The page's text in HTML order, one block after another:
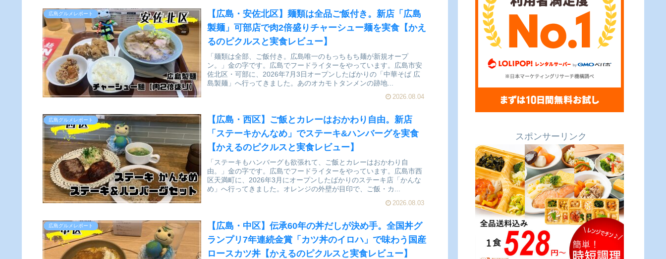
広島グルメレポート
【広島・安佐北区】麺類は全品ご飯付き。新店「広島
製麺」可部店で肉2倍盛りチャーシュー麺を実食【かえ
るのピクルスと実食レビュー】
「麺類は全部、ご飯付き。広島唯一のもっちもち麺が新規オープ
ン。」金の字です。広島でフードライターをやっています。広島市安
佐北区・可部に、2026年7月3日オープンしたばかりの「中華そば 広
島製麺」へ行ってきました。あのオカモトタンメンの跡地...
2026.08.04
広島グルメレポート
【広島・西区】ご飯とカレーはおかわり自由。新店
「ステーキかんなめ」でステーキ&ハンバーグを実食
【かえるのピクルスと実食レビュー】
「ステーキもハンバーグも欲張れて、ご飯とカレーはおかわり自
由。」金の字です。広島でフードライターをやっています。広島市西
区天満町に、2026年3月にオープンしたばかりのステーキ店「かんな
め」へ行ってきました。オレンジの外壁が目印で、ご飯・カ...
2026.08.03
広島グルメレポート
【広島・中区】伝承60年の丼だしが決め手。全国丼グ
ランプリ7年連続金賞「カツ丼のイロハ」で味わう国産
ロースカツ丼【かえるのピクルスと実食レビュー】
スポンサーリンク